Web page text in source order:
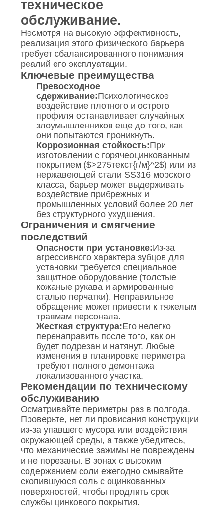
техническое
обслуживание.
Несмотря на высокую эффективность,
реализация этого физического барьера
требует сбалансированного понимания
реалий его эксплуатации.
Ключевые преимущества
Превосходное
сдерживание:Психологическое
воздействие плотного и острого
профиля останавливает случайных
злоумышленников еще до того, как
они попытаются проникнуть.
Коррозионная стойкость:При
изготовлении с горячеоцинкованным
покрытием ($>275текст{г/м}^2$) или из
нержавеющей стали SS316 морского
класса, барьер может выдерживать
воздействие прибрежных и
промышленных условий более 20 лет
без структурного ухудшения.
Ограничения и смягчение
последствий
Опасности при установке:Из-за
агрессивного характера зубцов для
установки требуется специальное
защитное оборудование (толстые
кожаные рукава и армированные
сталью перчатки). Неправильное
обращение может привести к тяжелым
травмам персонала.
Жесткая структура:Его нелегко
перенаправить после того, как он
будет подрезан и натянут. Любые
изменения в планировке периметра
требуют полного демонтажа
локализованного участка.
Рекомендации по техническому
обслуживанию
Осматривайте периметры раз в полгода.
Проверьте, нет ли провисания конструкции
из-за упавшего мусора или воздействия
окружающей среды, а также убедитесь,
что механические зажимы не повреждены
и не порезаны. В зонах с высоким
содержанием соли ежегодно смывайте
скопившуюся соль с оцинкованных
поверхностей, чтобы продлить срок
службы цинкового покрытия.